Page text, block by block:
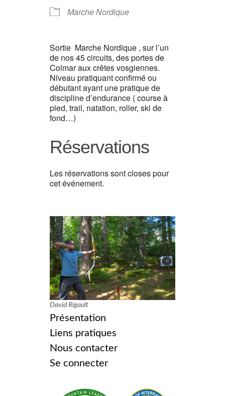
Marche Nordique
Sortie Marche Nordique , sur l’un
de nos 45 circuits, des portes de
Colmar aux crêtes vosgiennes.
Niveau pratiquant confirmé ou
débutant ayant une pratique de
discipline d’endurance ( course à
pied, trail, natation, roller, ski de
fond…)
Réservations
Les réservations sont closes pour
cet événement.
David Rigault
Présentation
Liens pratiques
Nous contacter
Se connecter